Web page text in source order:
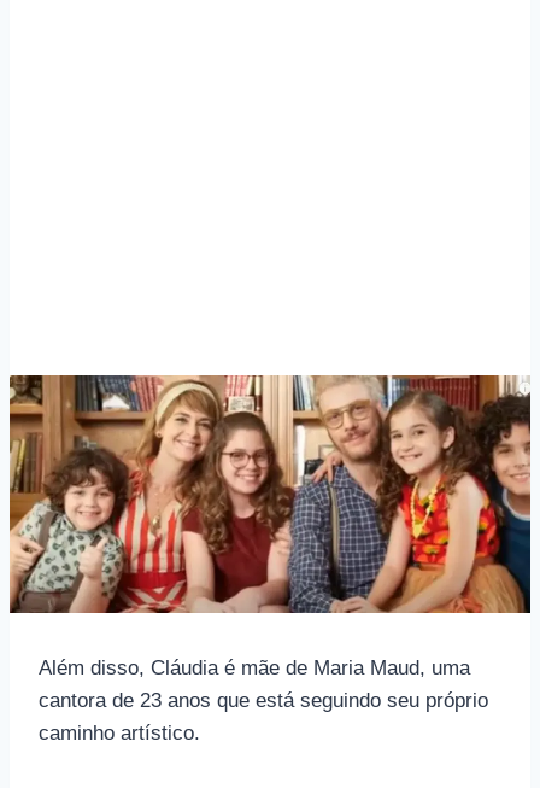
Além disso, Cláudia é mãe de Maria Maud, uma
cantora de 23 anos que está seguindo seu próprio
caminho artístico.